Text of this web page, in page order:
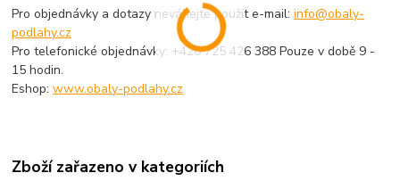
Pro objednávky a dotazy neváhejte použít e-mail:info@obaly-
podlahy.cz
Pro telefonické objednávky: +420 725 426 388 Pouze v době 9 -
15 hodin.
Eshop:www.obaly-podlahy.cz
Zboží zařazeno v kategoriích